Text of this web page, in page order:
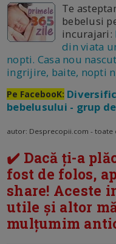
Te
bebelusi
incurajari:
din viata
nopti. Casa nou
ingrijire, baite, nopti
Pe FacebooK:
bebelusului - grup de
autor: Desprecopii.com -
✔️ Dacă ți-a
fost de folos,
share! Aceste
utile și altor
mulțumim